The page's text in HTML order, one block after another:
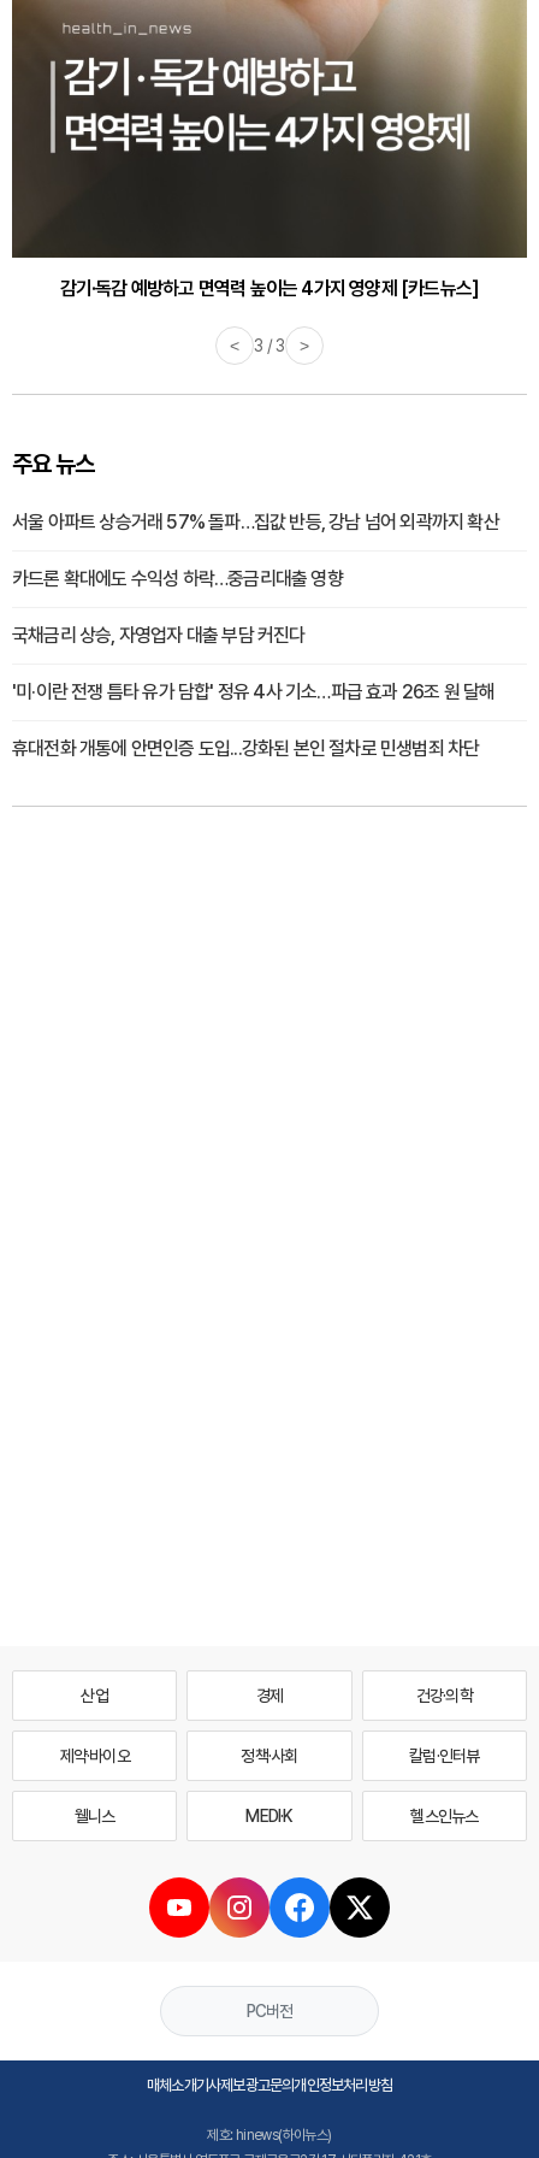
감기·독감 예방하고 면역력 높이는 4가지 영양제 [카드뉴스]
< 3 / 3 >
주요 뉴스
서울 아파트 상승거래 57% 돌파…집값 반등, 강남 넘어 외곽까지 확산
카드론 확대에도 수익성 하락…중금리대출 영향
국채금리 상승, 자영업자 대출 부담 커진다
'미·이란 전쟁 틈타 유가 담합' 정유 4사 기소…파급 효과 26조 원 달해
휴대전화 개통에 안면인증 도입...강화된 본인 절차로 민생범죄 차단
산업 경제 건강·의학
제약·바이오 정책·사회 칼럼·인터뷰
웰니스 MEDI·K 헬스인뉴스
PC버전
매체소개기사제보광고문의개인정보처리방침
제호: hinews(하이뉴스)